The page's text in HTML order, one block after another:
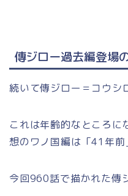
傳ジロー過去編登場
続いて傳ジロー＝コウシ
これは年齢的なところに
想のワノ国編は「41年前
今回960話で描かれた傳